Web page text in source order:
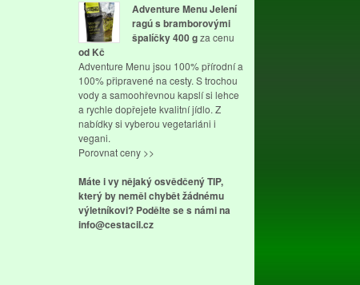
Adventure Menu Jelení
ragú s bramborovými
špalíčky 400 gza cenu
od Kč
Adventure Menu jsou 100% přírodní a
100% připravené na cesty. S trochou
vody a samoohřevnou kapslí si lehce
a rychle dopřejete kvalitní jídlo. Z
nabídky si vyberou vegetariáni i
vegani.
Porovnat ceny >>
Máte i vy nějaký osvědčený TIP,
který by neměl chybět žádnému
výletníkovi? Podělte se s námi na
info@cestacil.cz